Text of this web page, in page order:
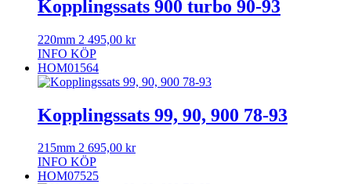
Kopplingssats 900 turbo 90-93
220mm 2 495,00 kr
INFO KÖP
HOM01564
Kopplingssats 99, 90, 900 78-93
215mm 2 695,00 kr
INFO KÖP
HOM07525